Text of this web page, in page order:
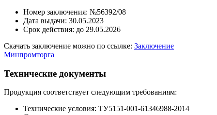
Номер заключения: №56392/08
Дата выдачи: 30.05.2023
Срок действия: до 29.05.2026
Скачать заключение можно по ссылке: Заключение
Минпромторга
Технические документы
Продукция соответствует следующим требованиям:
Технические условия: ТУ5151-001-61346988-2014